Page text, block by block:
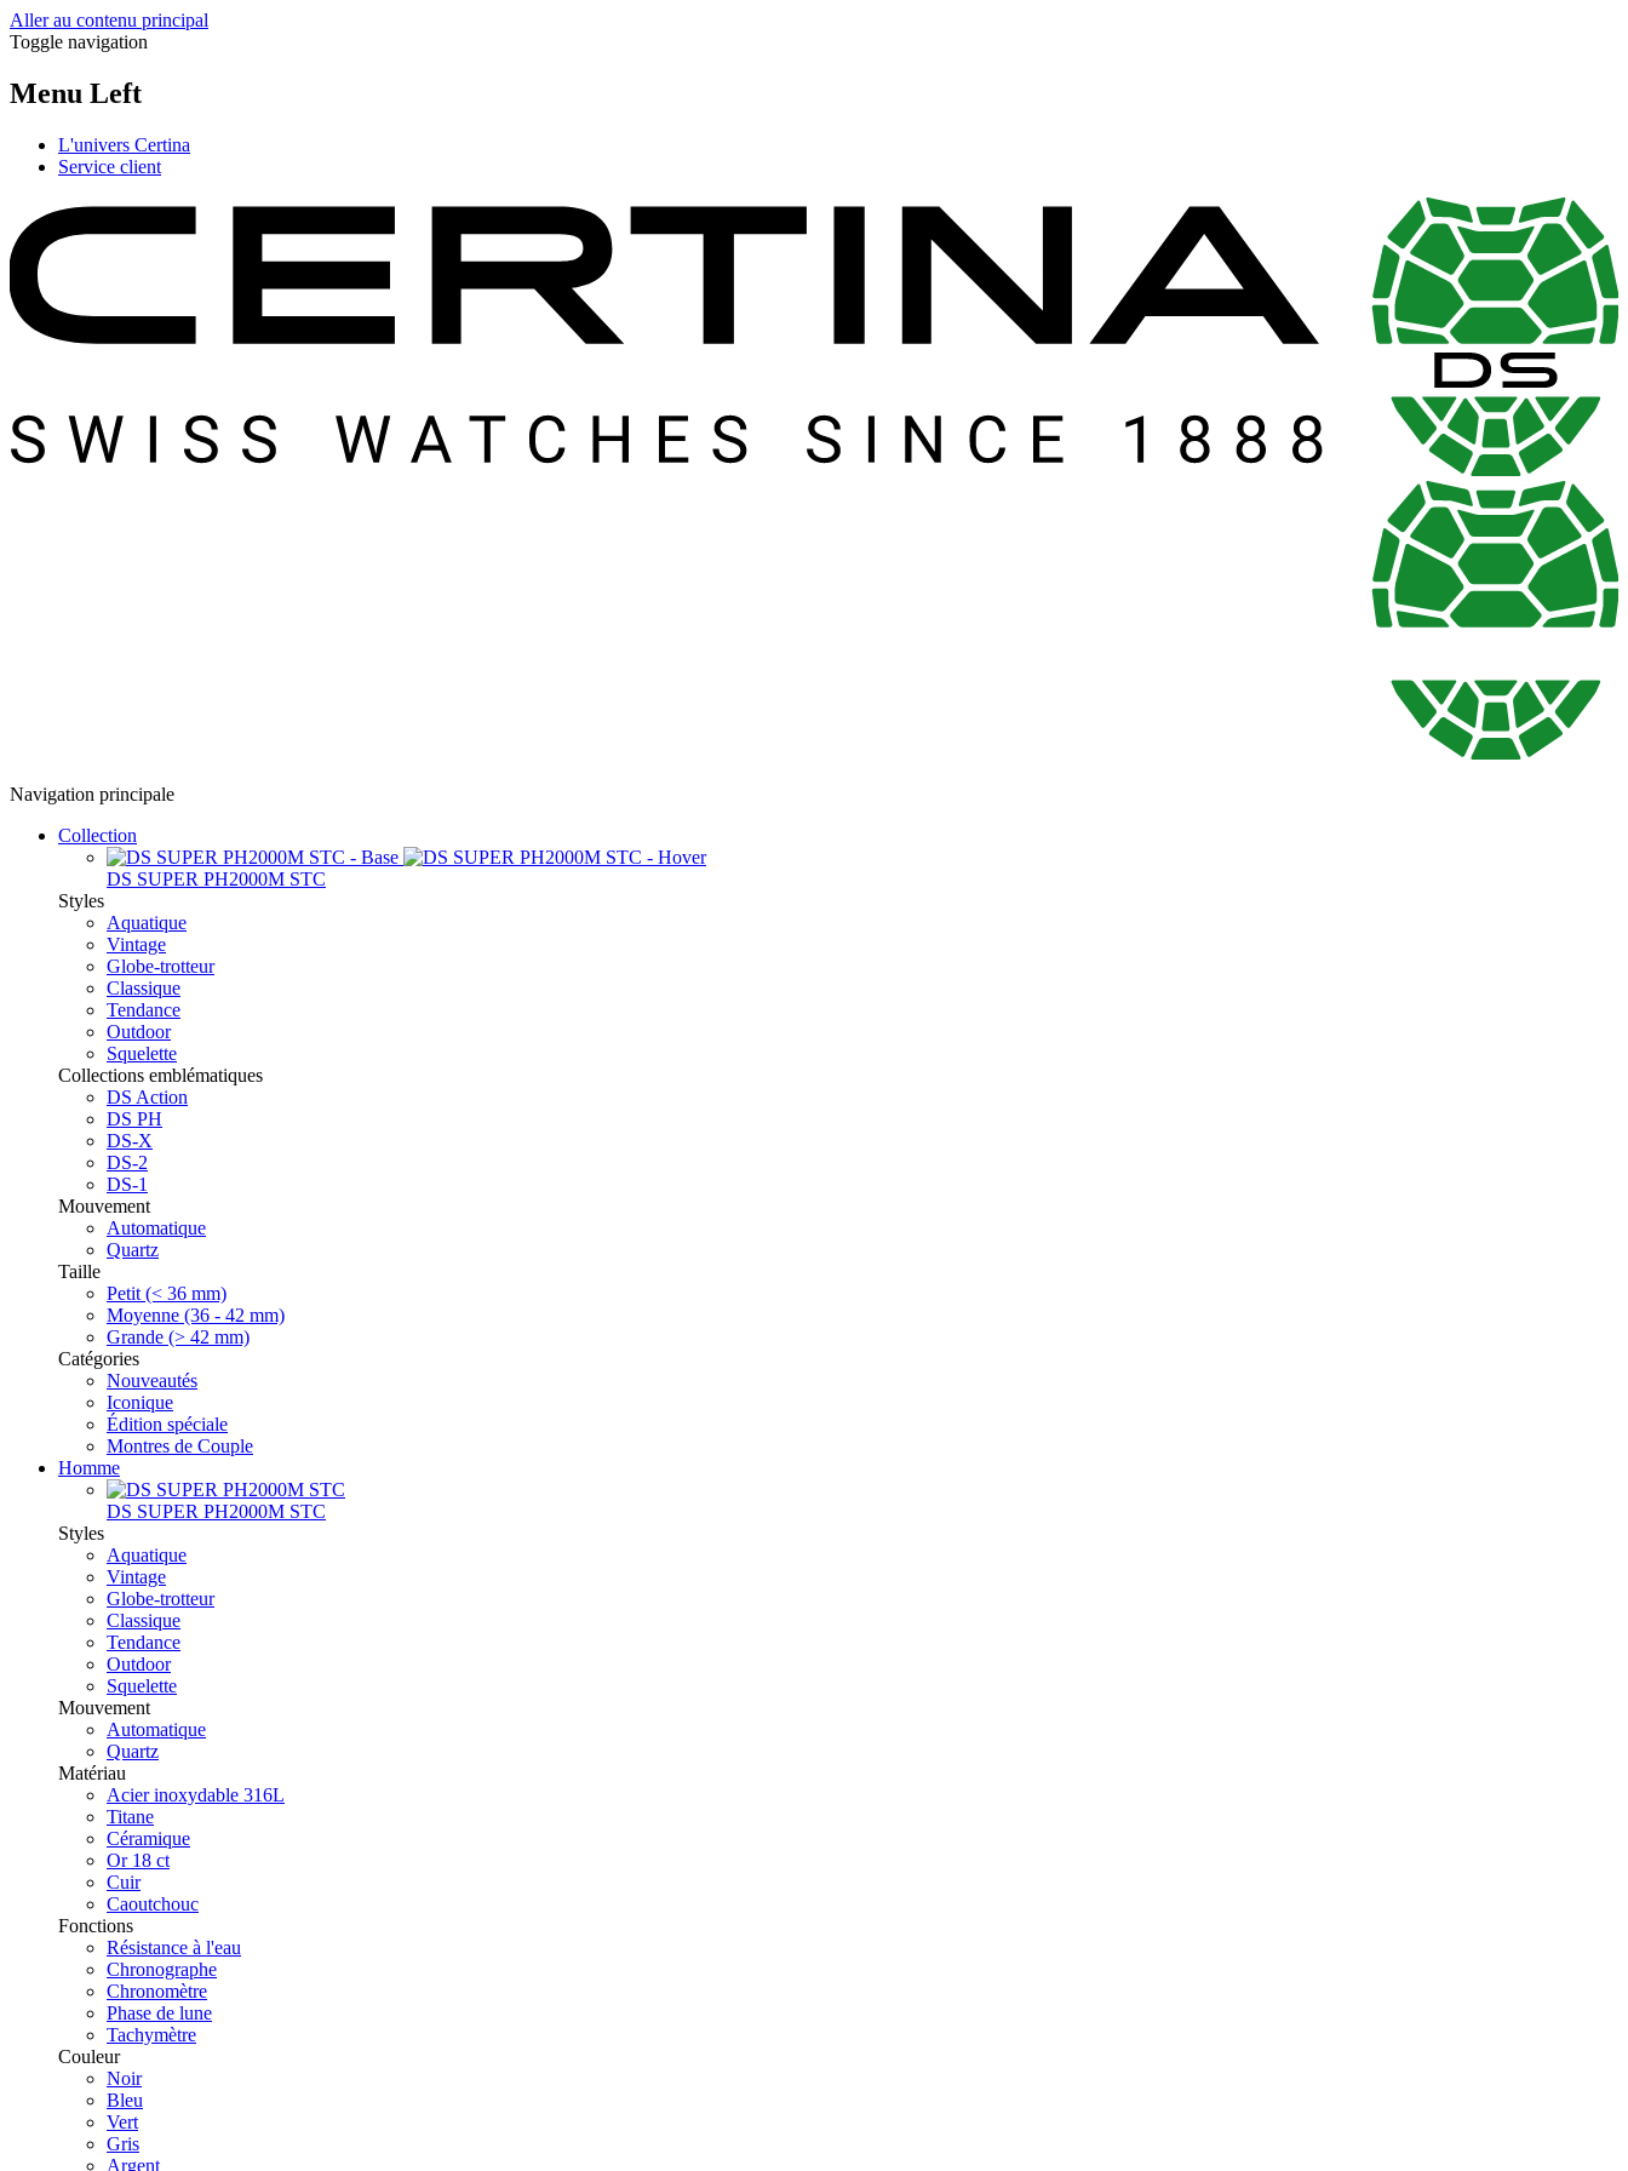
Aller au contenu principal
Toggle navigation
Menu Left
L'univers Certina
Service client
Navigation principale
Collection
DS SUPER PH2000M STC
Styles
Aquatique
Vintage
Globe-trotteur
Classique
Tendance
Outdoor
Squelette
Collections emblématiques
DS Action
DS PH
DS-X
DS-2
DS-1
Mouvement
Automatique
Quartz
Taille
Petit (< 36 mm)
Moyenne (36 - 42 mm)
Grande (> 42 mm)
Catégories
Nouveautés
Iconique
Édition spéciale
Montres de Couple
Homme
DS SUPER PH2000M STC
Styles
Aquatique
Vintage
Globe-trotteur
Classique
Tendance
Outdoor
Squelette
Mouvement
Automatique
Quartz
Matériau
Acier inoxydable 316L
Titane
Céramique
Or 18 ct
Cuir
Caoutchouc
Fonctions
Résistance à l'eau
Chronographe
Chronomètre
Phase de lune
Tachymètre
Couleur
Noir
Bleu
Vert
Gris
Argent